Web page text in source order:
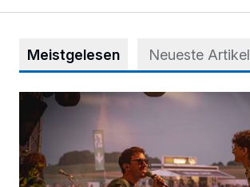
Meistgelesen Neueste Artikel
Mehr als nur ein Festival